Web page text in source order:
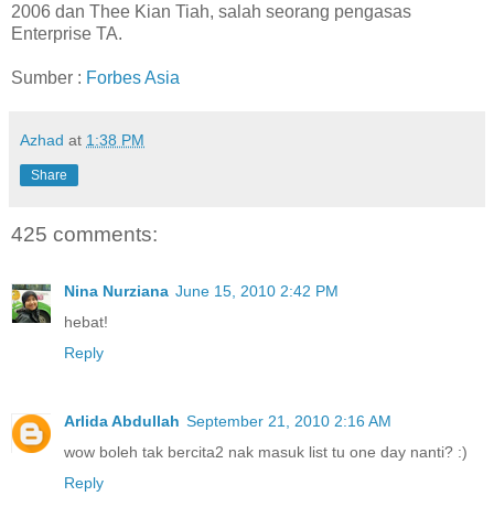
2006 dan Thee Kian Tiah, salah seorang pengasas
Enterprise TA.
Sumber : Forbes Asia
Azhad at 1:38 PM
Share
425 comments:
Nina Nurziana June 15, 2010 2:42 PM
hebat!
Reply
Arlida Abdullah September 21, 2010 2:16 AM
wow boleh tak bercita2 nak masuk list tu one day nanti? :)
Reply